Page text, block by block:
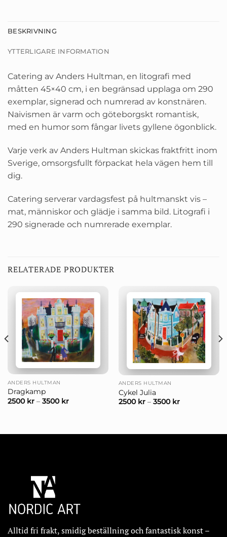
BESKRIVNING
YTTERLIGARE INFORMATION
Catering av Anders Hultman, en litografi med
måtten 45×40 cm, i en begränsad upplaga om 290
exemplar, signerad och numrerad av konstnären.
Naivismen är varm och göteborgskt romantisk,
med en humor som fångar livets gyllene ögonblick.
Varje verk av Anders Hultman skickas fraktfritt inom
Sverige, omsorgsfullt förpackat hela vägen hem till
dig.
Catering serverar vardagsfest på hultmanskt vis –
mat, människor och glädje i samma bild. Litografi i
290 signerade och numrerade exemplar.
RELATERADE PRODUKTER
ANDERS HULTMAN
Dragkamp
2500 kr– 3500 kr
ANDERS HULTMAN
Cykel Julia
2500 kr– 3500 kr
Alltid fri frakt, smidig beställning och fantastisk konst –